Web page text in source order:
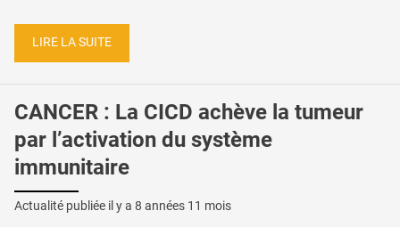
LIRE LA SUITE
CANCER : La CICD achève la tumeur
par l’activation du système
immunitaire
Actualité publiée il y a 8 années 11 mois